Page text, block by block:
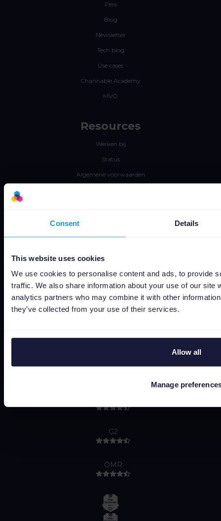
Consent Details
This website uses cookies
We use cookies to personalise content and ads, to provide
traffic. We also share information about your use of our site
analytics partners who may combine it with other
they’ve collected from your use of their services.
Allow all
Manage
Pers
Blog
Newsletter
Tech blog
Use cases
Channable Academy
MVO
Resources
Werken bij
Status
Algemene voorwaarden
Bug bounty
Do Not Sell or Share My Personal Information
Capterra
G2
OMR